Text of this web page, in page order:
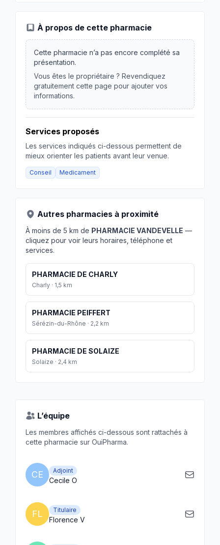
À propos de cette pharmacie
Cette pharmacie n’a pas encore complété sa
présentation.
Vous êtes le propriétaire ? Revendiquez
gratuitement cette page pour ajouter vos
informations.
Services proposés
Les services indiqués ci-dessous permettent de
mieux orienter les patients avant leur venue.
Conseil Medicament
Autres pharmacies à proximité
À moins de 5 km de PHARMACIE VANDEVELLE —
cliquez pour voir leurs horaires, téléphone et
services.
PHARMACIE DE CHARLY
Charly · 1,5 km
PHARMACIE PEIFFERT
Sérézin-du-Rhône · 2,2 km
PHARMACIE DE SOLAIZE
Solaize · 2,4 km
L’équipe
Les membres affichés ci-dessous sont rattachés à
cette pharmacie sur OuiPharma.
CE Adjoint
Cecile O
FL Titulaire
Florence V